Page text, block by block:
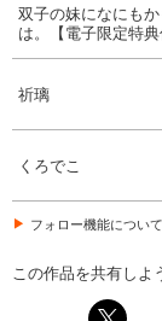
双子の妹になにも
は。【電子限定特典
祈璃
くろでこ
フォロー機能について
この作品を共有しよ